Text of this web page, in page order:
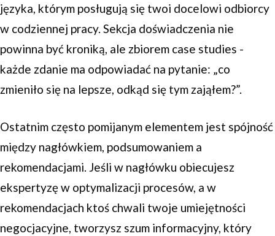
języka, którym posługują się twoi docelowi odbiorcy
w codziennej pracy. Sekcja doświadczenia nie
powinna być kroniką, ale zbiorem case studies -
każde zdanie ma odpowiadać na pytanie: „co
zmieniło się na lepsze, odkąd się tym zająłem?”.
Ostatnim często pomijanym elementem jest spójność
między nagłówkiem, podsumowaniem a
rekomendacjami. Jeśli w nagłówku obiecujesz
ekspertyzę w optymalizacji procesów, a w
rekomendacjach ktoś chwali twoje umiejętności
negocjacyjne, tworzysz szum informacyjny, który